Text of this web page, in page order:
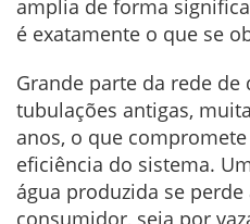
amplia de forma
é exatamente o que se
Grande parte da rede
tubulações antigas,
anos, o que
eficiência do sistema.
água produzida se
consumidor, seja por